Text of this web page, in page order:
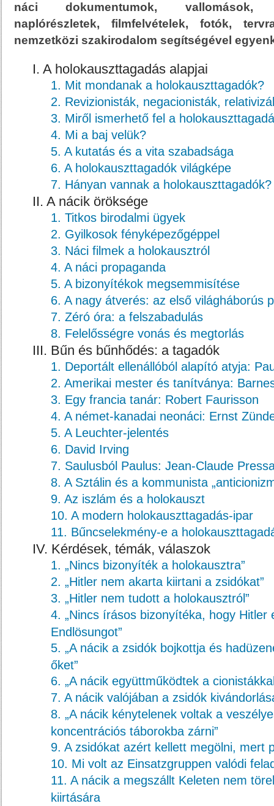
náci dokumentumok, vallomások,
naplórészletek, filmfelvételek, fotók,
nemzetközi szakirodalom segítségével
I. A holokauszttagadás alapjai
1. Mit mondanak a holokauszttagadók?
2. Revizionisták, negacionisták,
3. Miről ismerhető fel a
4. Mi a baj velük?
5. A kutatás és a vita szabadsága
6. A holokauszttagadók világképe
7. Hányan vannak a holokauszttagadók?
II. A nácik öröksége
1. Titkos birodalmi ügyek
2. Gyilkosok fényképezőgéppel
3. Náci filmek a holokausztról
4. A náci propaganda
5. A bizonyítékok megsemmisítése
6. A nagy átverés: az első világháborús
7. Zéró óra: a felszabadulás
8. Felelősségre vonás és megtorlás
III. Bűn és bűnhődés: a tagadók
1. Deportált ellenállóból alapító atyja:
2. Amerikai mester és tanítványa:
3. Egy francia tanár: Robert Faurisson
4. A német-kanadai neonáci: Ernst
5. A Leuchter-jelentés
6. David Irving
7. Saulusból Paulus: Jean-Claude
8. A Sztálin és a kommunista
9. Az iszlám és a holokauszt
10. A modern holokauszttagadás-ipar
11. Bűncselekmény-e a
IV. Kérdések, témák, válaszok
1. „Nincs bizonyíték a holokausztra”
2. „Hitler nem akarta kiirtani a zsidókat”
3. „Hitler nem tudott a holokausztról”
4. „Nincs írásos bizonyítéka, hogy Hitler
Endlösungot”
5. „A nácik a zsidók bojkottja és
őket”
6. „A nácik együttműködtek a
7. A nácik valójában a zsidók
8. „A nácik kénytelenek voltak a
koncentrációs táborokba zárni”
9. A zsidókat azért kellett megölni, mert
10. Mi volt az Einsatzgruppen valódi
11. A nácik a megszállt Keleten nem
kiirtására